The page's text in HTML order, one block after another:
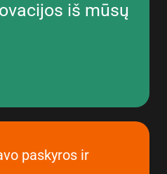
iš mūsų
paskyros ir